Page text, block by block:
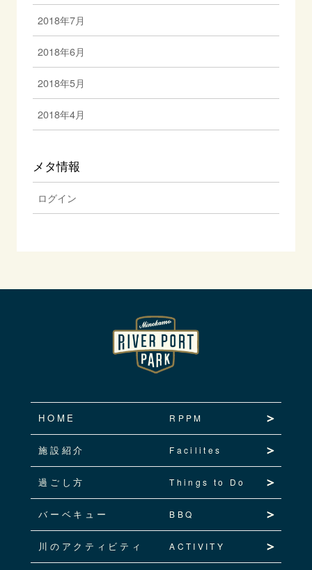
2018年7月
2018年6月
2018年5月
2018年4月
メタ情報
ログイン
HOME RPPM
施設紹介 Facilites
過ごし方 Things to Do
バーベキュー BBQ
川のアクティビティ ACTIVITY